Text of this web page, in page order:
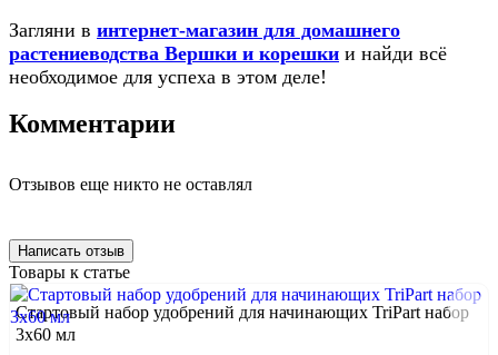
Загляни в интернет-магазин для домашнего
растениеводства Вершки и корешки и найди всё
необходимое для успеха в этом деле!
Комментарии
Отзывов еще никто не оставлял
Написать отзыв
Товары к статье
Стартовый набор удобрений для начинающих TriPart набор
3х60 мл